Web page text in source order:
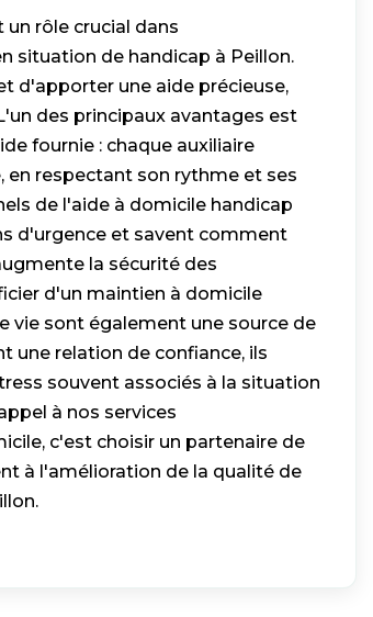
un rôle crucial dans
situation de handicap à Peillon.
d'apporter une aide précieuse,
des principaux avantages est
fournie : chaque auxiliaire
en respectant son rythme et ses
de l'aide à domicile handicap
d'urgence et savent comment
la sécurité des
d'un maintien à domicile
vie sont également une source de
une relation de confiance, ils
souvent associés à la situation
à nos services
c'est choisir un partenaire de
à l'amélioration de la qualité de